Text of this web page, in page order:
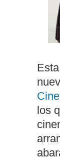
Cine
los